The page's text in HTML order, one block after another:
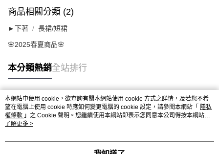
商品相關分類 (2)
►下著 長裙/短裙
🌸2025春夏商品🌸
本分類熱銷全站排行
熱門標籤
本網站中使用 cookie，欲查詢有關本網站使用 cookie 方式之詳情，及若您不希
望在電腦上使用 cookie 時應如何變更電腦的 cookie 設定，請參閱本網站「 隱私
權條款 」之 Cookie 聲明。您繼續使用本網站即表示您同意本公司得按本網站使
用條款之 Cookie 聲明使用 cookie。
了解更多 >